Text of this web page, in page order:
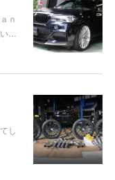
ｎ
…
し